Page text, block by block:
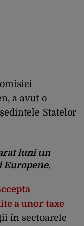
a avut o
Statelor
luni un
Europene.
a unor taxe
în sectoarele